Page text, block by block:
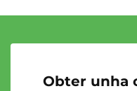
Obter unha